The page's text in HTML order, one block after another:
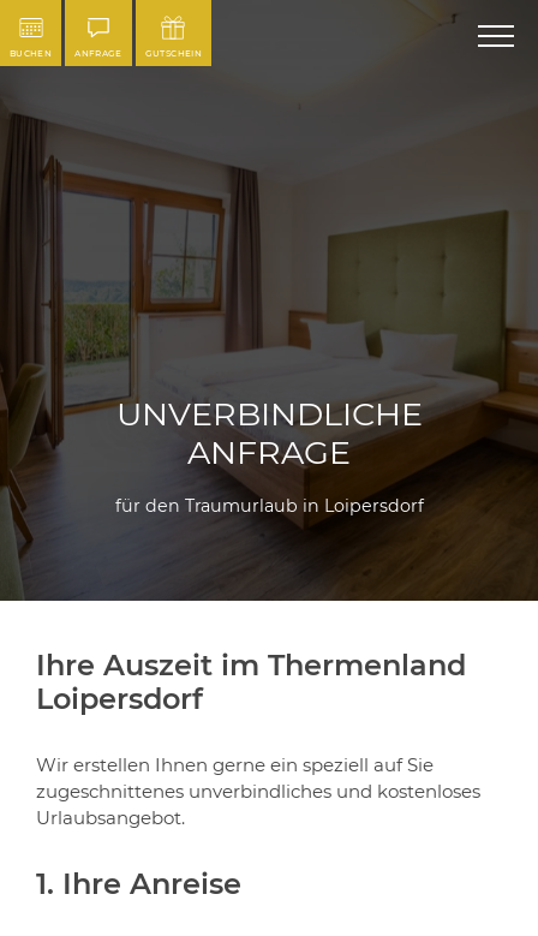
BUCHEN ANFRAGE GUTSCHEIN
UNVERBINDLICHE
ANFRAGE
für den Traumurlaub in Loipersdorf
Ihre Auszeit im Thermenland
Loipersdorf
Wir erstellen Ihnen gerne ein speziell auf Sie
zugeschnittenes unverbindliches und kostenloses
Urlaubsangebot.
1. Ihre Anreise